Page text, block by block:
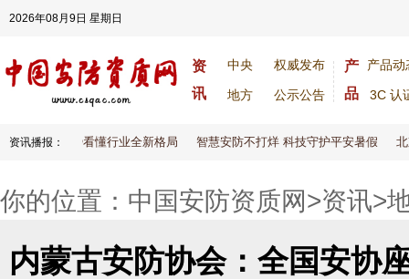
2026年08月9日 星期日
资
讯
中央 权威发布
地方 公示公告
产
品
产品动
3C 认
资讯播报：
天！八大趋势看懂行业全新格局 智慧安防不打烊 科技守护平安暑假
你的位置： 中国安防资质网>资讯>
内蒙古安防协会：全国安协